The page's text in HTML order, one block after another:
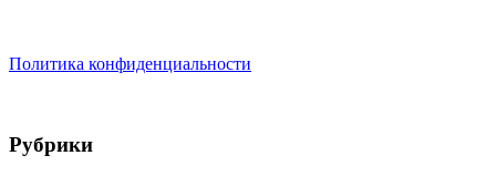
Политика конфиденциальности
Рубрики